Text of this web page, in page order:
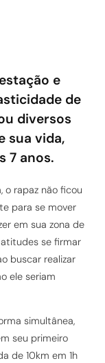
e
de
diversos
sua vida,
7 anos.
o rapaz não ficou
para se mover
em sua zona de
se firmar
buscar realizar
ele seriam
simultânea,
seu primeiro
de 10km em 1h